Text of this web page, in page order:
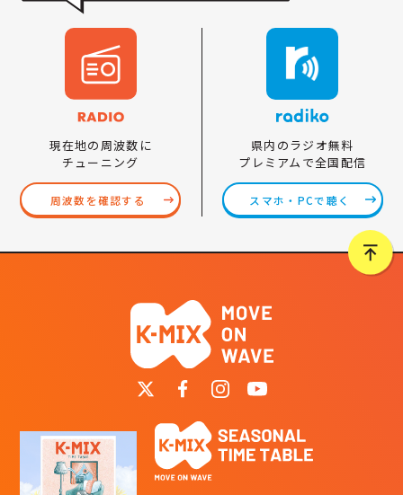
現在地の周波数に
チューニング
周波数を確認する
県内のラジオ無料
プレミアムで全国配信
スマホ・PCで聴く